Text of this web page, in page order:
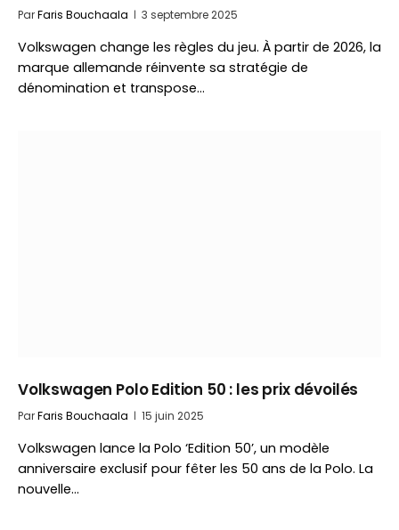
ParFaris Bouchaala 3 septembre 2025
Volkswagen change les règles du jeu. À partir de 2026, la
marque allemande réinvente sa stratégie de
dénomination et transpose…
Volkswagen Polo Edition 50 : les prix dévoilés
ParFaris Bouchaala 15 juin 2025
Volkswagen lance la Polo ‘Edition 50’, un modèle
anniversaire exclusif pour fêter les 50 ans de la Polo. La
nouvelle…